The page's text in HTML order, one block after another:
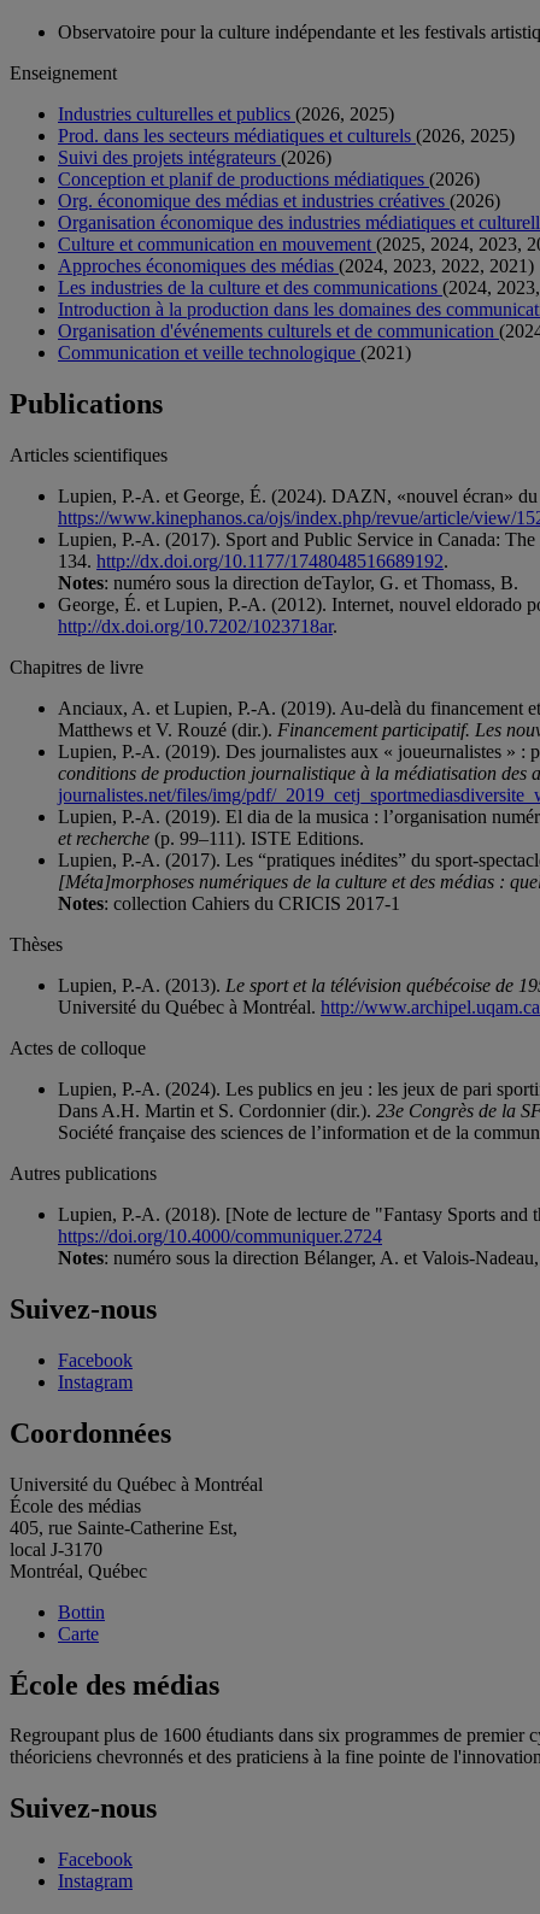
Observatoire pour la culture indépendante et les festivals
Enseignement
Industries culturelles et publics (2026, 2025)
Prod. dans les secteurs médiatiques et culturels (2026, 2025)
Suivi des projets intégrateurs (2026)
Conception et planif de productions médiatiques (2026)
Org. économique des médias et industries créatives (2026)
Organisation économique des industries médiatiques et
Culture et communication en mouvement (2025, 2024, 2023,
Approches économiques des médias (2024, 2023, 2022, 2021)
Les industries de la culture et des communications (2024,
Introduction à la production dans les domaines des
Organisation d'événements culturels et de communication
Communication et veille technologique (2021)
Publications
Articles scientifiques
Lupien, P.-A. et George, É. (2024). DAZN, «nouvel écran»
https://www.kinephanos.ca/ojs/index.php/revue/article/view/
Lupien, P.-A. (2017). Sport and Public Service in Canada:
134. http://dx.doi.org/10.1177/1748048516689192.
Notes: numéro sous la direction deTaylor, G. et Thomass, B.
George, É. et Lupien, P.-A. (2012). Internet, nouvel eldorado
http://dx.doi.org/10.7202/1023718ar.
Chapitres de livre
Anciaux, A. et Lupien, P.-A. (2019). Au-delà du financement
Matthews et V. Rouzé (dir.). Financement participatif. Les
Lupien, P.-A. (2019). Des journalistes aux « joueurnalistes »
conditions de production journalistique à la médiatisation des
journalistes.net/files/img/pdf/
Lupien, P.-A. (2019). El dia de la musica : l’organisation
et recherche (p. 99–111). ISTE Editions.
Lupien, P.-A. (2017). Les “pratiques inédites” du sport-
[Méta]morphoses numériques de la culture et des médias :
Notes: collection Cahiers du CRICIS 2017-1
Thèses
Lupien, P.-A. (2013). Le sport et la télévision québécoise de
Université du Québec à Montréal. http://
Actes de colloque
Lupien, P.-A. (2024). Les publics en jeu : les jeux de pari
Dans A.H. Martin et S. Cordonnier (dir.). 23e Congrès de la
Société française des sciences de l’information et de la
Autres publications
Lupien, P.-A. (2018). [Note de lecture de "Fantasy Sports
https://doi.org/10.4000/communiquer.2724
Notes: numéro sous la direction Bélanger, A. et Valois-
Suivez-nous
Facebook
Instagram
Coordonnées
Université du Québec à Montréal
École des médias
405, rue Sainte-Catherine Est,
local J-3170
Montréal, Québec
Bottin
Carte
École des médias
Regroupant plus de 1600 étudiants dans six programmes de premier
théoriciens chevronnés et des praticiens à la fine pointe de
Suivez-nous
Facebook
Instagram